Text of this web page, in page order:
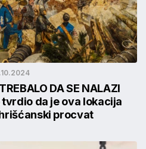
DA SE NALAZI
da je ova lokacija
procvat